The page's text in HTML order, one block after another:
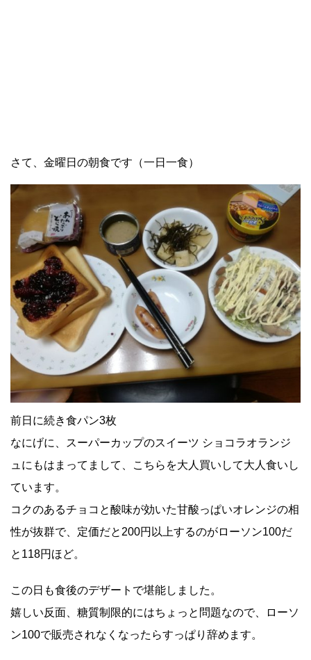
さて、金曜日の朝食です（一日一食）
前日に続き食パン3枚
なにげに、スーパーカップのスイーツ ショコラオランジ
ュにもはまってまして、こちらを大人買いして大人食いし
ています。
コクのあるチョコと酸味が効いた甘酸っぱいオレンジの相
性が抜群で、定価だと200円以上するのがローソン100だ
と118円ほど。
この日も食後のデザートで堪能しました。
嬉しい反面、糖質制限的にはちょっと問題なので、ローソ
ン100で販売されなくなったらすっぱり辞めます。